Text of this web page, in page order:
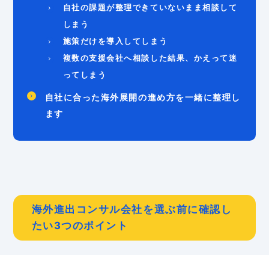
自社の課題が整理できていないまま相談して
しまう
施策だけを導入してしまう
複数の支援会社へ相談した結果、かえって迷
ってしまう
自社に合った海外展開の進め方を一緒に整理し
ます
海外進出コンサル会社を選ぶ前に確認し
たい3つのポイント